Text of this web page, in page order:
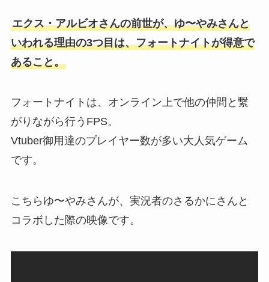
エクス・アルビオさんの前世が、ゆ〜やみさんと
いわれる理由の3つ目は、フォートナイトが得意で
あること。
フォートナイトは、オンライン上で他の仲間と繋
がりながら行うFPS。
Vtuber御用達のプレイヤー数が多い大人気ゲーム
です。
こちらゆ〜やみさんが、実況者のさるかにさんと
コラボした際の映像です。